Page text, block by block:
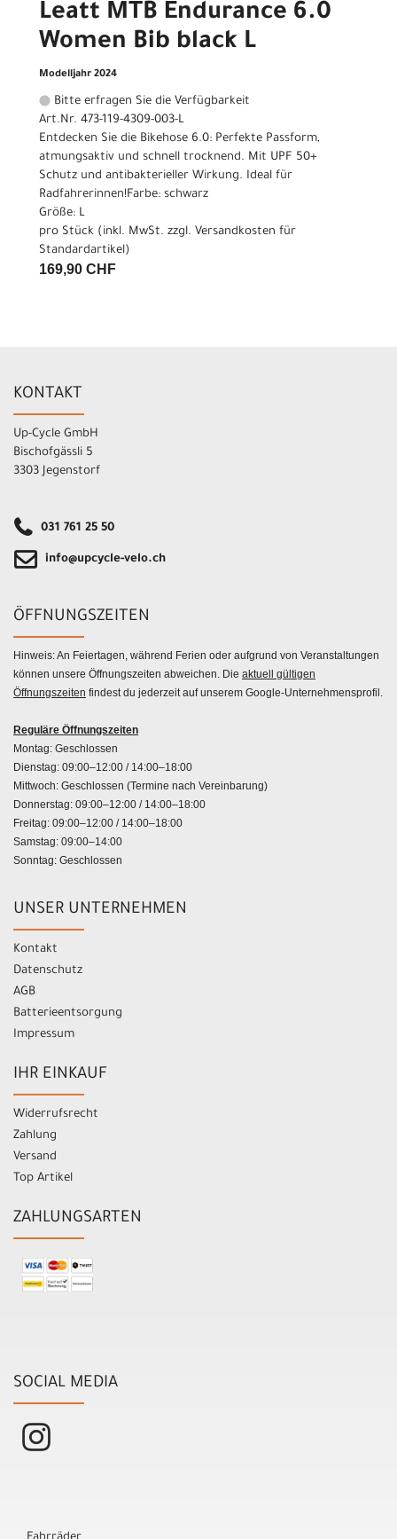
Leatt MTB Endurance 6.0
Women Bib black L
Modelljahr 2024
Bitte erfragen Sie die Verfügbarkeit
Art.Nr. 473-119-4309-003-L
Entdecken Sie die Bikehose 6.0: Perfekte Passform,
atmungsaktiv und schnell trocknend. Mit UPF 50+
Schutz und antibakterieller Wirkung. Ideal für
Radfahrerinnen!Farbe: schwarz
Größe: L
pro Stück (inkl. MwSt. zzgl. Versandkosten für
Standardartikel)
169,90 CHF
KONTAKT
Up-Cycle GmbH
Bischofgässli 5
3303 Jegenstorf
031 761 25 50
info@upcycle-velo.ch
ÖFFNUNGSZEITEN
Hinweis: An Feiertagen, während Ferien oder aufgrund von Veranstaltungen
können unsere Öffnungszeiten abweichen. Die aktuell gültigen
Öffnungszeiten findest du jederzeit auf unserem Google-Unternehmensprofil.
Reguläre Öffnungszeiten
Montag: Geschlossen
Dienstag: 09:00–12:00 / 14:00–18:00
Mittwoch: Geschlossen (Termine nach Vereinbarung)
Donnerstag: 09:00–12:00 / 14:00–18:00
Freitag: 09:00–12:00 / 14:00–18:00
Samstag: 09:00–14:00
Sonntag: Geschlossen
UNSER UNTERNEHMEN
Kontakt
Datenschutz
AGB
Batterieentsorgung
Impressum
IHR EINKAUF
Widerrufsrecht
Zahlung
Versand
Top Artikel
ZAHLUNGSARTEN
SOCIAL MEDIA